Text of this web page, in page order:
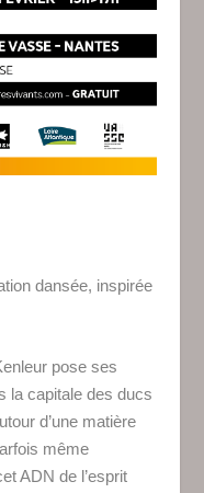
dansée, inspirée
pose ses
la capitale des ducs
d’une matière
même
ADN de l’esprit